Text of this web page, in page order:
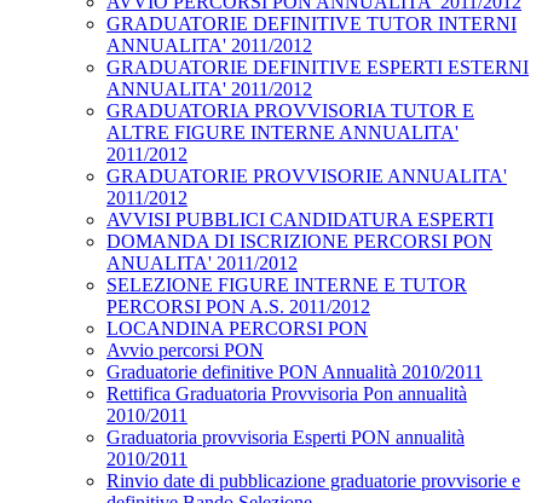
GRADUATORIE DEFINITIVE TUTOR INTERNI
ANNUALITA' 2011/2012
GRADUATORIE DEFINITIVE ESPERTI ESTERNI
ANNUALITA' 2011/2012
GRADUATORIA PROVVISORIA TUTOR E
ALTRE FIGURE INTERNE ANNUALITA'
2011/2012
GRADUATORIE PROVVISORIE ANNUALITA'
2011/2012
AVVISI PUBBLICI CANDIDATURA ESPERTI
DOMANDA DI ISCRIZIONE PERCORSI PON
ANUALITA' 2011/2012
SELEZIONE FIGURE INTERNE E TUTOR
PERCORSI PON A.S. 2011/2012
LOCANDINA PERCORSI PON
Avvio percorsi PON
Graduatorie definitive PON Annualità 2010/2011
Rettifica Graduatoria Provvisoria Pon annualità
2010/2011
Graduatoria provvisoria Esperti PON annualità
2010/2011
Rinvio date di pubblicazione graduatorie provvisorie e